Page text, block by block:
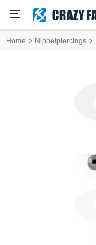
Home Nippelpiercings